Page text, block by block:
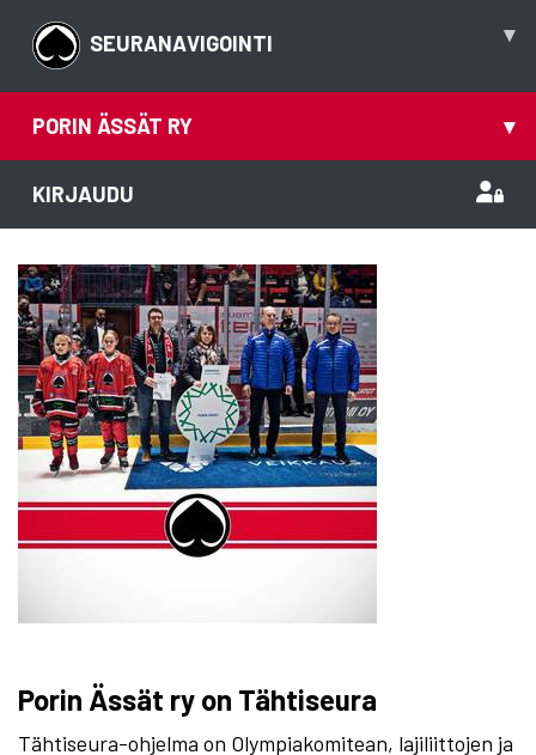
SEURANAVIGOINTI ▾
PORIN ÄSSÄT RY ▾
KIRJAUDU
Porin Ässät ry on Tähtiseura
Tähtiseura-ohjelma on Olympiakomitean, lajiliittojen ja